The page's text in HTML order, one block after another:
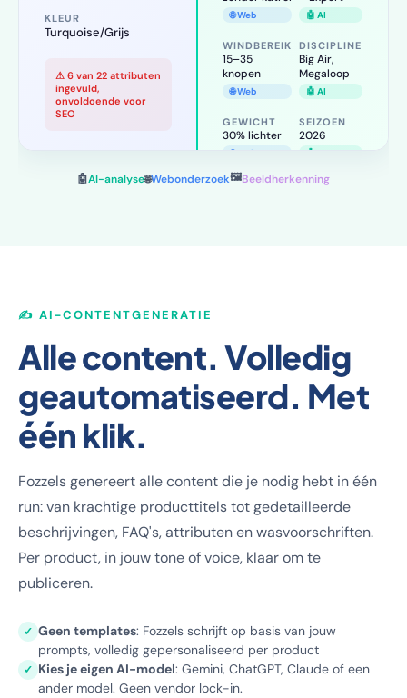
KLEUR
⚠ 6 van 22
attributen
ingevuld,
15–35 knopen Big Air, Megaloop
🤖 AI
GEWICHT SEIZOEN
🤖 AI
SEO-score: 98/100
🤖AI-analyse🌐Webonderzoek🖼️Beeldherkenning
✍️ AI-CONTENTGENERATIE
Alle content. Volledig
geautomatiseerd. Met
één klik.
Fozzels genereert alle content die je nodig hebt in één
run: van krachtige producttitels tot gedetailleerde
beschrijvingen, FAQ's, attributen en wasvoorschriften.
Per product, in jouw tone of voice, klaar om te
publiceren.
✓ Geen templates: Fozzels schrijft op basis van jouw
prompts, volledig gepersonaliseerd per product
✓ Kies je eigen AI-model: Gemini, ChatGPT, Claude of een
ander model. Geen vendor lock-in.